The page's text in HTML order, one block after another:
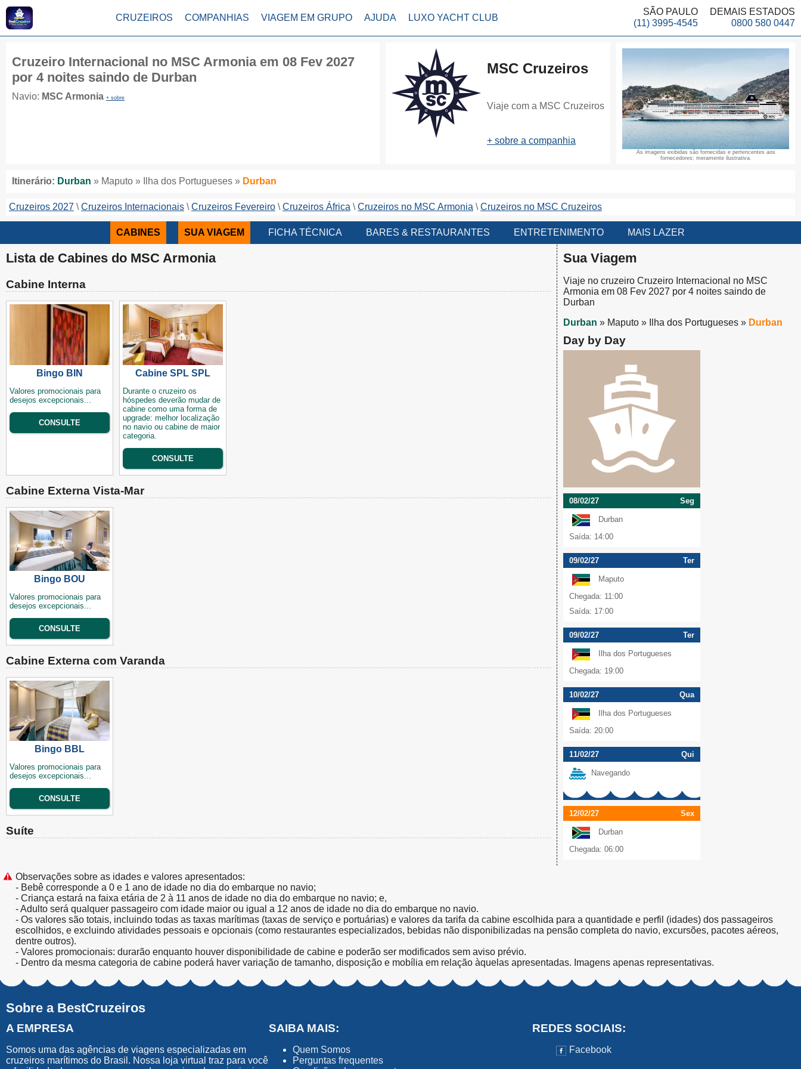
DEMAIS ESTADOS
0800 580 0447
SÃO PAULO
(11) 3995-4545
CRUZEIROS COMPANHIAS VIAGEM EM GRUPO AJUDA LUXO YACHT CLUB
Cruzeiro Internacional no MSC Armonia em 08 Fev 2027
por 4 noites saindo de Durban
Navio: MSC Armonia + sobre
MSC Cruzeiros
Viaje com a MSC Cruzeiros
+ sobre a companhia
As imagens exibidas são fornecidas e pertencentes aos
fornecedores; meramente ilustrativa.
Itinerário: Durban » Maputo » Ilha dos Portugueses » Durban
Cruzeiros 2027 Cruzeiros Internacionais Cruzeiros Fevereiro Cruzeiros África Cruzeiros no MSC Armonia Cruzeiros no MSC Cruzeiros
CABINES SUA VIAGEM FICHA TÉCNICA BARES & RESTAURANTES ENTRETENIMENTO MAIS LAZER
Lista de Cabines do MSC Armonia
Cabine Interna
Bingo BIN
Valores promocionais para
desejos excepcionais...
CONSULTE
Cabine SPL SPL
Durante o cruzeiro os
hóspedes deverão mudar de
cabine como uma forma de
upgrade: melhor localização
no navio ou cabine de maior
categoria.
CONSULTE
Cabine Externa Vista-Mar
Bingo BOU
Valores promocionais para
desejos excepcionais...
CONSULTE
Cabine Externa com Varanda
Bingo BBL
Valores promocionais para
desejos excepcionais...
CONSULTE
Suíte
Sua Viagem
Viaje no cruzeiro Cruzeiro Internacional no MSC
Armonia em 08 Fev 2027 por 4 noites saindo de
Durban
Durban » Maputo » Ilha dos Portugueses » Durban
Day by Day
08/02/27 Seg
Durban
Saída: 14:00
09/02/27 Ter
Maputo
Chegada: 11:00
Saída: 17:00
09/02/27 Ter
Ilha dos Portugueses
Chegada: 19:00
10/02/27 Qua
Ilha dos Portugueses
Saída: 20:00
11/02/27 Qui
Navegando
12/02/27 Sex
Durban
Chegada: 06:00
Observações sobre as idades e valores apresentados:
- Bebê corresponde a 0 e 1 ano de idade no dia do embarque no navio;
- Criança estará na faixa etária de 2 à 11 anos de idade no dia do embarque no navio; e,
- Adulto será qualquer passageiro com idade maior ou igual a 12 anos de idade no dia do embarque no navio.
- Os valores são totais, incluindo todas as taxas marítimas (taxas de serviço e portuárias) e valores da tarifa da cabine escolhida para a quantidade e perfil (idades) dos passageiros
escolhidos, e excluindo atividades pessoais e opcionais (como restaurantes especializados, bebidas não disponibilizadas na pensão completa do navio, excursões, pacotes aéreos,
dentre outros).
- Valores promocionais: durarão enquanto houver disponibilidade de cabine e poderão ser modificados sem aviso prévio.
- Dentro da mesma categoria de cabine poderá haver variação de tamanho, disposição e mobília em relação àquelas apresentadas. Imagens apenas representativas.
Sobre a BestCruzeiros
A EMPRESA
Somos uma das agências de viagens especializadas em
cruzeiros marítimos do Brasil. Nossa loja virtual traz para você
SAIBA MAIS:
Quem Somos
Perguntas frequentes
REDES SOCIAIS:
Facebook